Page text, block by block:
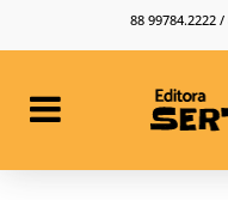
88 99784.2222